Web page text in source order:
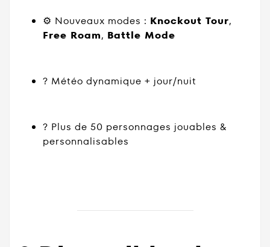
⚙️ Nouveaux modes : Knockout Tour,
Free Roam, Battle Mode
?️ Météo dynamique + jour/nuit
? Plus de 50 personnages jouables &
personnalisables